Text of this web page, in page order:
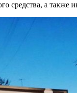
средства, а